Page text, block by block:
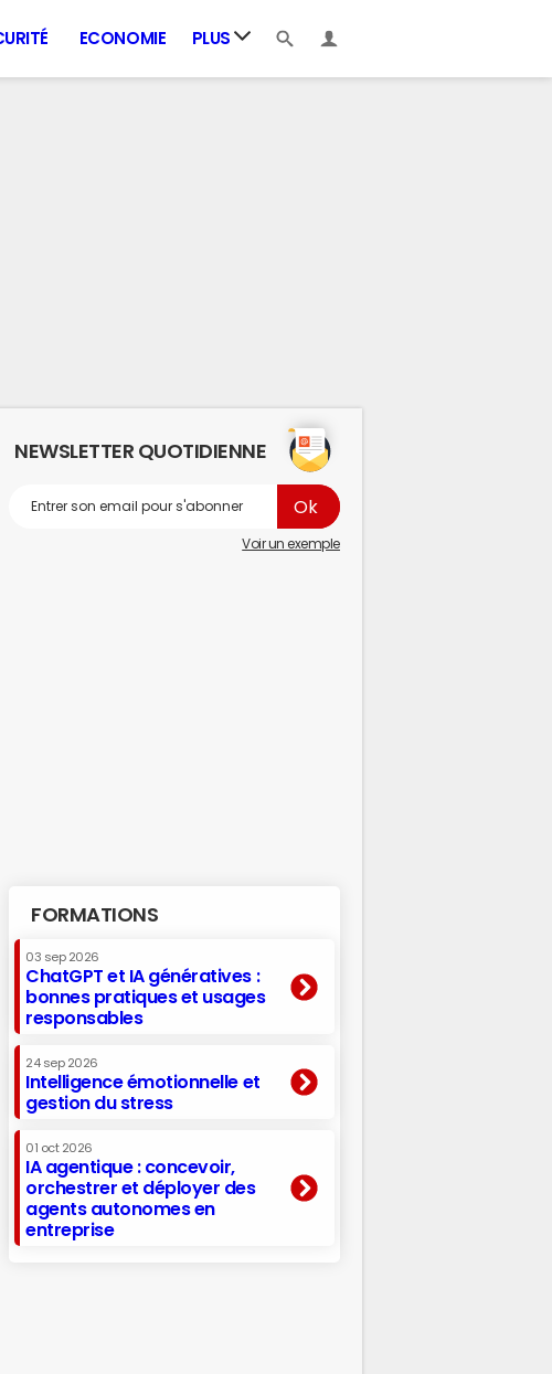
ECONOMIE PLUS
NEWSLETTER QUOTIDIENNE
Voir un exemple
FORMATIONS
03 sep 2026
ChatGPT et IA génératives :
bonnes pratiques et usages
responsables
24 sep 2026
Intelligence émotionnelle et
gestion du stress
01 oct 2026
IA agentique : concevoir,
orchestrer et déployer des
agents autonomes en
entreprise